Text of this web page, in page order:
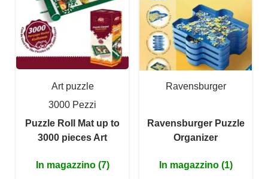
Art puzzle
3000 Pezzi
Puzzle Roll Mat up to
3000 pieces Art
In magazzino (7)
Ravensburger
Ravensburger Puzzle
Organizer
In magazzino (1)